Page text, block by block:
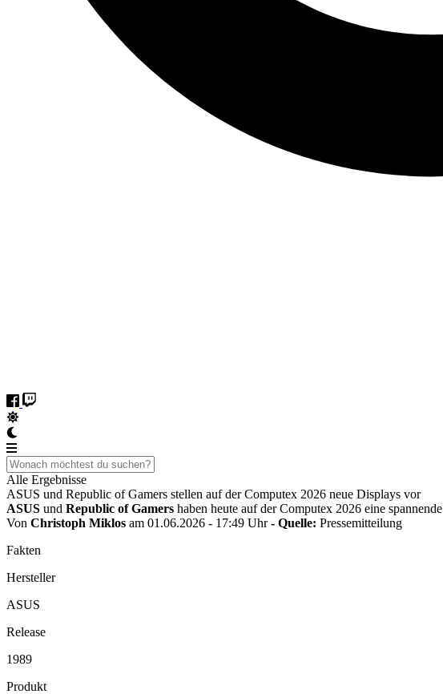
Alle Ergebnisse
ASUS und Republic of Gamers stellen auf der Computex 2026 neue Displays vor
ASUS und Republic of Gamers haben heute auf der Computex 2026 eine spannende
Von Christoph Miklos am 01.06.2026 - 17:49 Uhr- Quelle: Pressemitteilung
Fakten
Hersteller
ASUS
Release
1989
Produkt